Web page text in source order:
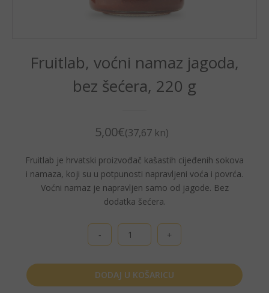
Fruitlab, voćni namaz jagoda,
bez šećera, 220 g
5,00€(37,67 kn)
Fruitlab je hrvatski proizvođač kašastih cijeđenih sokova
i namaza, koji su u potpunosti napravljeni voća i povrća.
Voćni namaz je napravljen samo od jagode. Bez
dodatka šećera.
voćni
jagoda,
bez
šećera,
DODAJ U KOŠARICU